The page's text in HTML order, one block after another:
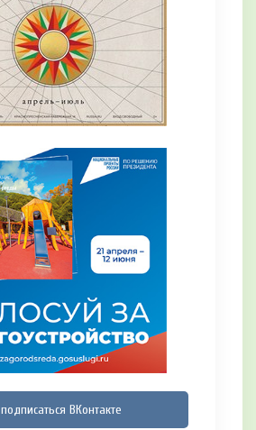
подписаться ВКонтакте